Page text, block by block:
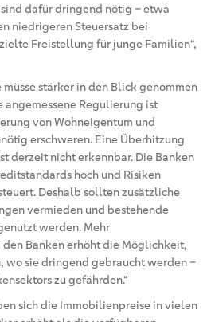
dafür dringend nötig – etwa
niedrigeren Steuersatz bei
Freistellung für junge Familien“,
stärker in den Blick genommen
Regulierung ist
von Wohneigentum und
erschweren. Eine Überhitzung
derzeit nicht erkennbar. Die Banken
hoch und Risiken
Deshalb sollten zusätzliche
vermieden und bestehende
werden. Mehr
Banken erhöht die Möglichkeit,
sie dringend gebraucht werden –
zu gefährden.“
sich die Immobilienpreise in vielen